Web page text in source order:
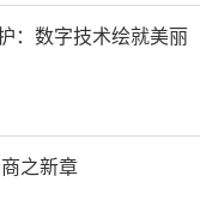
放消费潜力。监
消费品以旧换
，家电3.7亿元
元、3C数码产
驾马车”，精准
数字技术绘就美丽
之新章